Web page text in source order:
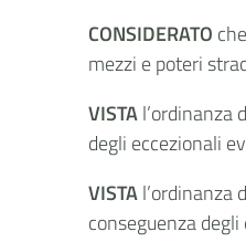
CONSIDERATO
mezzi e poteri
VISTAl’ordinanza
degli eccezionali
VISTAl’ordinanza
conseguenza